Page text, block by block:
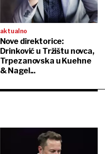
aktualno
Nove direktorice:
Drinković u Tržištu novca,
Trpezanovska u Kuehne
& Nagel...